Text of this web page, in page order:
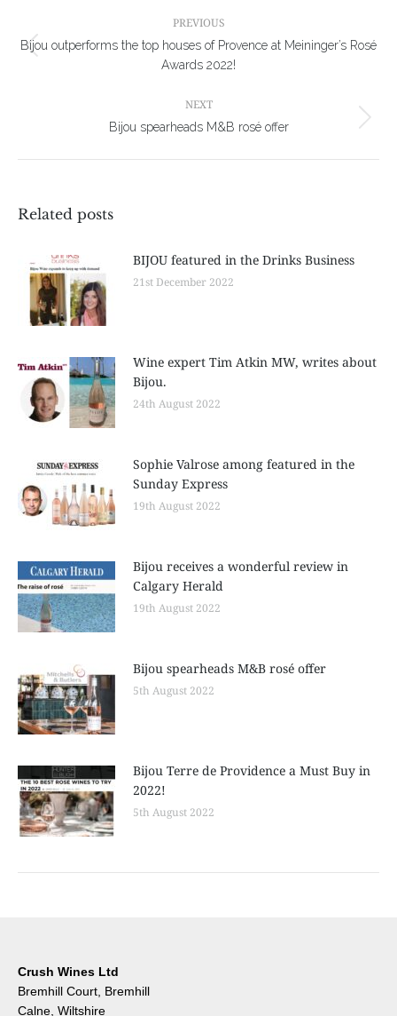
PREVIOUS
Previous
post:
Bijou outperforms the top houses of Provence at Meininger’s Rosé
Awards 2022!
NEXT
Next
Bijou spearheads M&B rosé offer
Related posts
BIJOU featured in the Drinks Business
21st December 2022
Wine expert Tim Atkin MW, writes about
Bijou.
24th August 2022
Sophie Valrose among featured in the
Sunday Express
19th August 2022
Bijou receives a wonderful review in
Calgary Herald
19th August 2022
Bijou spearheads M&B rosé offer
5th August 2022
Bijou Terre de Providence a Must Buy in
2022!
5th August 2022
Crush Wines Ltd
Bremhill Court, Bremhill
Calne, Wiltshire